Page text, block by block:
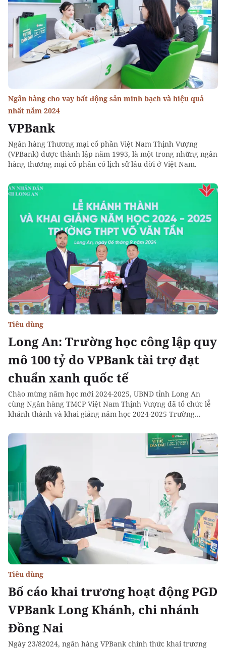
VPBank
Ngân hàng cho vay bất động sản minh bạch và hiệu quả
nhất năm 2024
Ngân hàng Thương mại cổ phần Việt Nam Thịnh Vượng
(VPBank) được thành lập năm 1993, là một trong những ngân
hàng thương mại cổ phần có lịch sử lâu đời ở Việt Nam.
Long An: Trường học công lập quy
mô 100 tỷ do VPBank tài trợ đạt
chuẩn xanh quốc tế
Tiêu dùng
Chào mừng năm học mới 2024-2025, UBND tỉnh Long An
cùng Ngân hàng TMCP Việt Nam Thịnh Vượng đã tổ chức lễ
khánh thành và khai giảng năm học 2024-2025 Trường...
Bố cáo khai trương hoạt động PGD
VPBank Long Khánh, chi nhánh
Đồng Nai
Tiêu dùng
Ngày 23/82024, ngân hàng VPBank chính thức khai trương